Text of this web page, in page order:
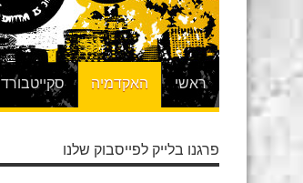
ראשי האקדמיה סקייטבורד
פרגנו בלייק לפייסבוק שלנו